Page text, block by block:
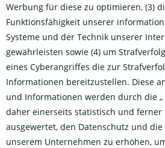
Werbung für diese zu optimieren, (3)
Funktionsfähigkeit unserer
Systeme und der Technik unserer
gewährleisten sowie (4) um
eines Cyberangriffes die zur
Informationen bereitzustellen. Diese
und Informationen werden durch die „
daher einerseits statistisch und ferner
ausgewertet, den Datenschutz und
unserem Unternehmen zu erhöhen,